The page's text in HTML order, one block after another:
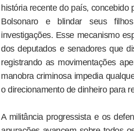
história recente do país, concebido
Bolsonaro e blindar seus
investigações. Esse mecanismo
dos deputados e senadores que
registrando as movimentações
manobra criminosa impedia
o direcionamento de dinheiro para
A militância progressista e os